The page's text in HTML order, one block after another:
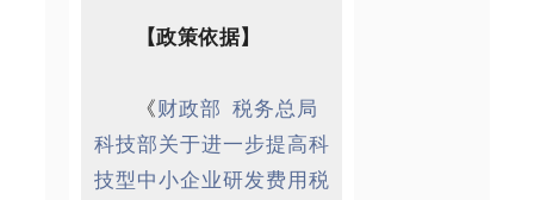
【政策依据】
《财政部 税务总局
科技部关于进一步提高科
技型中小企业研发费用税